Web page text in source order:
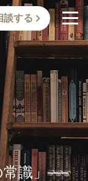
談する
常識」──